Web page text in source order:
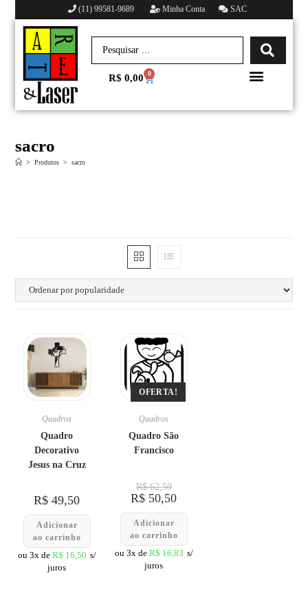
(11) 99581-9689 Minha Conta SAC
R$ 0,00 0
sacro
> Produtos > sacro
Quadros
Quadro
Decorativo
Jesus na Cruz
R$ 49,50
Adicionar
ao carrinho
ou 3x de R$ 16,50 s/
juros
OFERTA!
Quadros
Quadro São
Francisco
R$62,50
R$ 50,50
Adicionar
ao carrinho
ou 3x de R$ 16,83 s/
juros